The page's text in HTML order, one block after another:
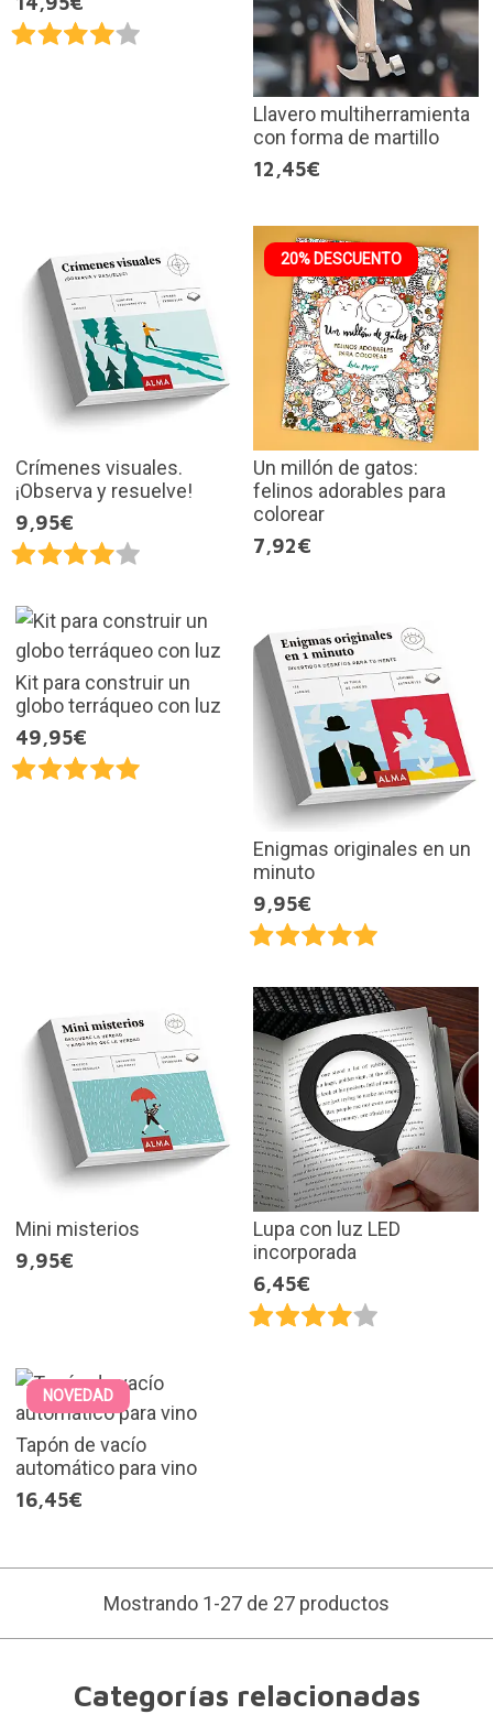
Llavero multiherramienta
con forma de martillo
12,45€
Crímenes visuales.
¡Observa y resuelve!
9,95€
20% DESCUENTO
Un millón de gatos:
felinos adorables para
colorear
7,92€
Kit para construir un
globo terráqueo con luz
49,95€
Enigmas originales en un
minuto
9,95€
Mini misterios
9,95€
Lupa con luz LED
incorporada
6,45€
NOVEDAD
Tapón de vacío
automático para vino
16,45€
Mostrando 1-27 de 27 productos
Categorías relacionadas